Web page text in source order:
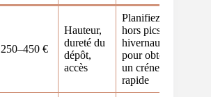
250–450 €
Hauteur,
dureté du
dépôt,
accès
Planifiez
hors pics
hivernaux
pour obtenir
un créneau
rapide